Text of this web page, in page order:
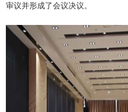
审议并形成了会议决议。